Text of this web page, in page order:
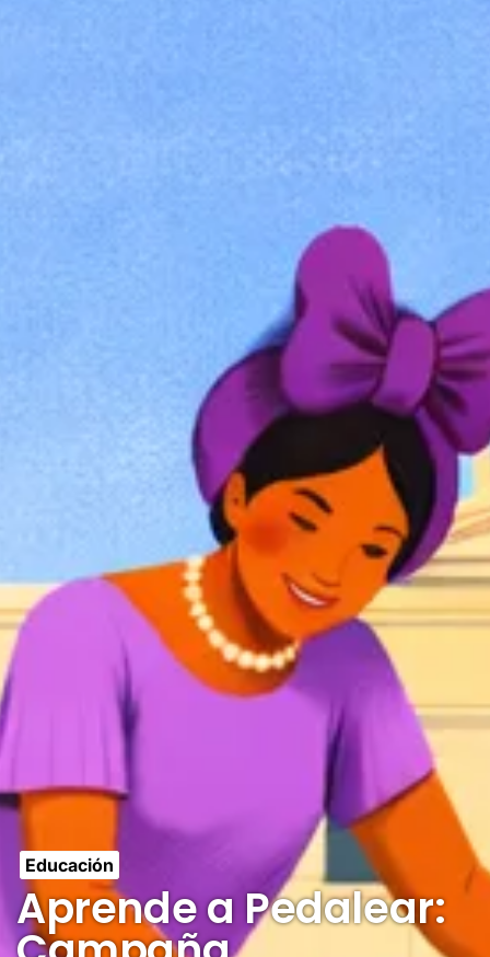
Educación
Aprende a Pedalear: